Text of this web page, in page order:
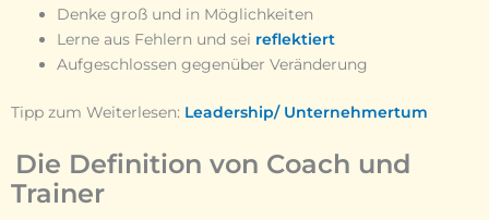
Denke groß und in Möglichkeiten
Lerne aus Fehlern und sei reflektiert
Aufgeschlossen gegenüber Veränderung
Tipp zum Weiterlesen: Leadership/ Unternehmertum
Die Definition von Coach und
Trainer